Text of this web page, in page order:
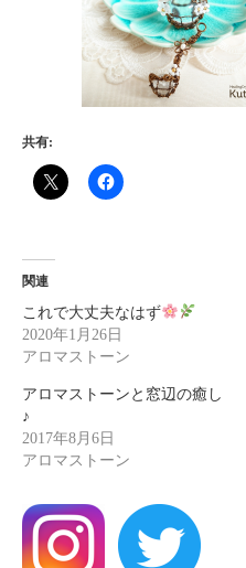
共有:
関連
これで大丈夫なはず
2020年1月26日
アロマストーン
アロマストーンと窓辺の癒し
♪
2017年8月6日
アロマストーン